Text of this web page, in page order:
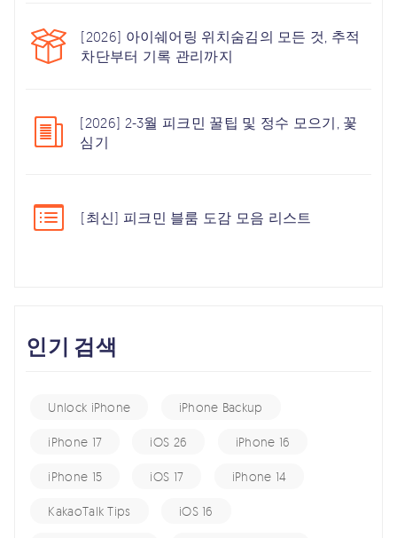
[2026] 아이쉐어링 위치숨김의 모든 것, 추적
차단부터 기록 관리까지
[2026] 2-3월 피크민 꿀팁 및 정수 모으기, 꽃
심기
[최신] 피크민 블룸 도감 모음 리스트
인기 검색
Unlock iPhone iPhone Backup
iPhone 17 iOS 26 iPhone 16
iPhone 15 iOS 17 iPhone 14
KakaoTalk Tips iOS 16